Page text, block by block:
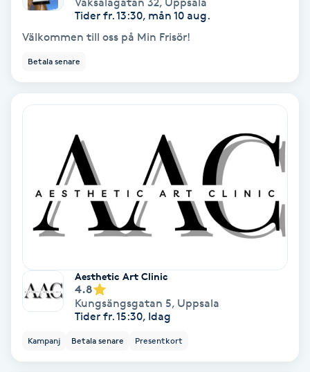
Läpptatuering
Manikyr & Pedikyr
Medial vägledning
Meditation
Tider fr. 13:30, mån 10 aug.
Välkommen till oss på Min Frisör!
Betala senare
Aesthetic Art Clinic
4.8
Kungsängsgatan 5, Uppsala
Tider fr. 15:30, Idag
Kampanj Betala senare Presentkort